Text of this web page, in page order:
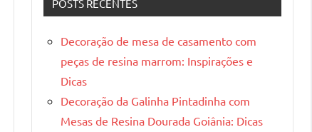
POSTS RECENTES
Decoração de mesa de casamento com
peças de resina marrom: Inspirações e
Dicas
Decoração da Galinha Pintadinha com
Mesas de Resina Dourada Goiânia: Dicas